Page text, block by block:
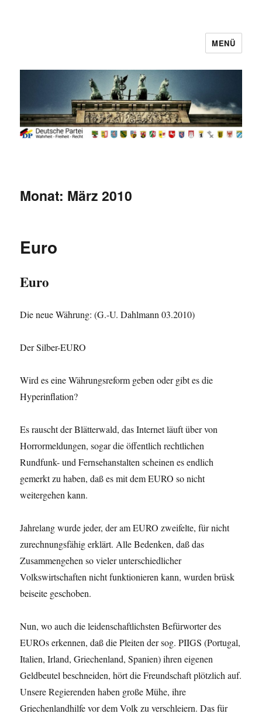
MENÜ
Monat: März 2010
Euro
Euro
Die neue Währung: (G.-U. Dahlmann 03.2010)
Der Silber-EURO
Wird es eine Währungsreform geben oder gibt es die
Hyperinflation?
Es rauscht der Blätterwald, das Internet läuft über von
Horrormeldungen, sogar die öffentlich rechtlichen
Rundfunk- und Fernsehanstalten scheinen es endlich
gemerkt zu haben, daß es mit dem EURO so nicht
weitergehen kann.
Jahrelang wurde jeder, der am EURO zweifelte, für nicht
zurechnungsfähig erklärt. Alle Bedenken, daß das
Zusammengehen so vieler unterschiedlicher
Volkswirtschaften nicht funktionieren kann, wurden brüsk
beiseite geschoben.
Nun, wo auch die leidenschaftlichsten Befürworter des
EUROs erkennen, daß die Pleiten der sog. PIIGS (Portugal,
Italien, Irland, Griechenland, Spanien) ihren eigenen
Geldbeutel beschneiden, hört die Freundschaft plötzlich auf.
Unsere Regierenden haben große Mühe, ihre
Griechenlandhilfe vor dem Volk zu verschleiern. Das für